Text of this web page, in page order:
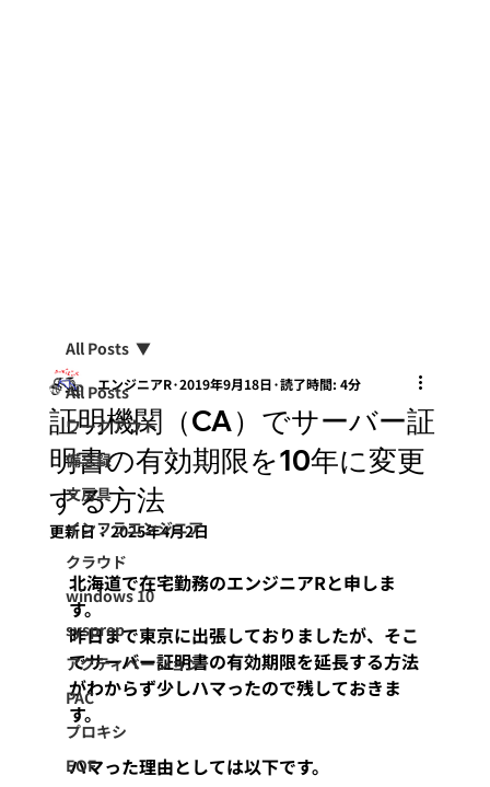
All Posts
ワークアウト
備忘録
文房具
インフラエンジニア
クラウド
windows 10
sysprep
アクティベーション
PAC
プロキシ
EOF
All Posts
証明機関（CA）でサーバー証
明書の有効期限を10年に変更
する方法
エンジニアR 2019年9月18日 読了時間: 4分
更新日：2025年4月2日
北海道で在宅勤務のエンジニアRと申しま
す。
昨日まで東京に出張しておりましたが、そこ
でサーバー証明書の有効期限を延長する方法
がわからず少しハマったので残しておきま
す。
ハマった理由としては以下です。